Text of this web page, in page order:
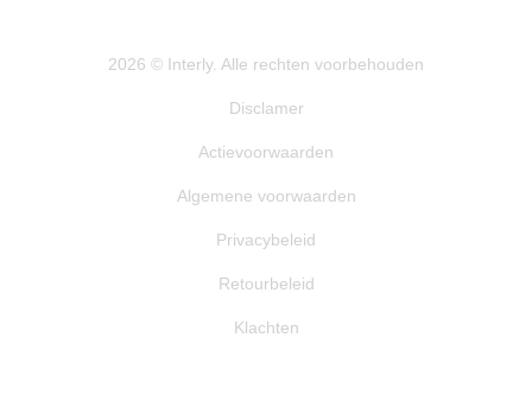
2026 © Interly. Alle rechten voorbehouden
Disclamer
Actievoorwaarden
Algemene voorwaarden
Privacybeleid
Retourbeleid
Klachten